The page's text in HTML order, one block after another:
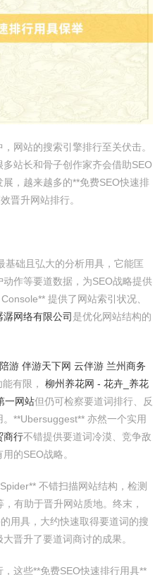
网站的搜索引擎排行至关伏击。
站长和骨子创作家齐会借助SEO
，越来越多的**免费SEO快速排
晋升网站排行。
基础且弘大的分析用具，它能匡
作等要道数据，为SEO战略提供
提供了网站索引状况、
潺网络有限公司 是优化网站结构的
游 伴游天下网 云伴游 兰州商务
有限， 柳州养花网 - 花卉_养花
一网站但仍可检察要道词排行、反
**Ubersuggest** 亦然一个实用
商行不错提供要道词冷漠、竞争敌
的SEO战略。
不错扫描网站结构，检测
有助于晋升网站质地。终末，
用具，大约快速取得要道词的搜
晋升了要道词商讨的成果。
这些**免费SEO快速排行用具**